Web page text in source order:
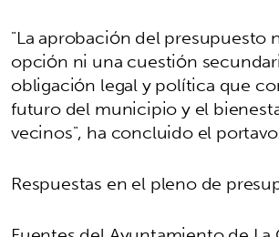
"La aprobación del presupuesto
opción ni una cuestión
obligación legal y política que
futuro del municipio y el
vecinos", ha concluido el
Respuestas en el pleno de